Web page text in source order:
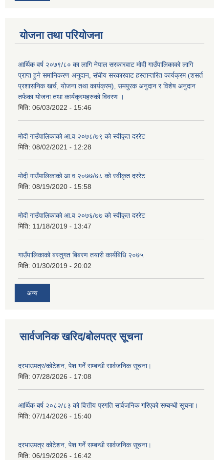
योजना तथा परियोजना
आर्थिक वर्ष २०७९/८० का लागि नेपाल सरकारवाट मोदी गाउँपालिकाको लागि
प्राप्त हुने समानिकरण अनुदान, संघीय सरकारवाट हस्तान्तरित कार्यक्रम (शसर्त
प्रशासनिक खर्च, योजना तथा कार्यक्रम), समपुरक अनुदान र विशेष अनुदान
तर्फका योजना तथा कार्यक्रमहरुको विवरण ।
मिति: 06/03/2022 - 15:46
मोदी गाउँपालिकाको आ.व २०७८/७९ को स्वीकृत दररेट
मिति: 08/02/2021 - 12:28
मोदी गाउँपालिकाको आ.व २०७७/७८ को स्वीकृत दररेट
मिति: 08/19/2020 - 15:58
मोदी गाउँपालिकाको आ.व २०७६/७७ को स्वीकृत दररेट
मिति: 11/18/2019 - 13:47
गाउँपालिकाको बस्तुगत बिबरण तयारी कार्यबिधि २०७५
मिति: 01/30/2019 - 20:02
अन्य
सार्वजनिक खरिद/बोलपत्र सूचना
दरभाउपत्र/कोटेशन, पेश गर्ने सम्बन्धी सार्वजनिक सूचना।
मिति: 07/28/2026 - 17:08
आर्थिक बर्ष २०८२/८३ को वित्तीय प्रगति सार्वजनिक गरिएको सम्बन्धी सूचना।
मिति: 07/14/2026 - 15:40
दरभाउपत्र कोटेशन, पेश गर्ने सम्बन्धी सार्वजनिक सूचना।
मिति: 06/19/2026 - 16:42